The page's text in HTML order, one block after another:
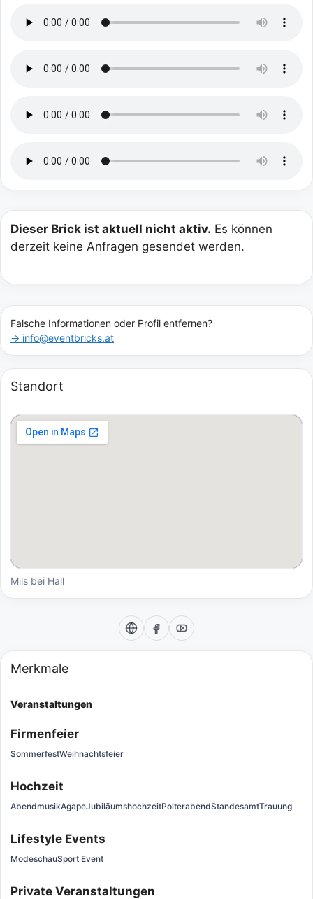
Dieser Brick ist aktuell nicht aktiv. Es können
derzeit keine Anfragen gesendet werden.
Falsche Informationen oder Profil entfernen?
→ info@eventbricks.at
Standort
Mils bei Hall
Merkmale
Veranstaltungen
Firmenfeier
SommerfestWeihnachtsfeier
Hochzeit
AbendmusikAgapeJubiläumshochzeitPolterabendStandesamtTrauung
Lifestyle Events
ModeschauSport Event
Private Veranstaltungen